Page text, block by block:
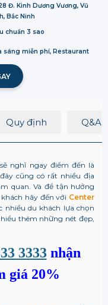
Đ. Kinh Dương Vương, Vũ
Bắc Ninh
chuẩn 3 sao
sáng miễn phí, Restaurant
Quy định Q&A
nghĩ ngay điểm đến là
cũng có rất nhiều địa
quan. Và để tận hưởng
hãy đến với Center
du khách lựa chọn
thêm những nét đẹp,
3333 nhận
giá 20%